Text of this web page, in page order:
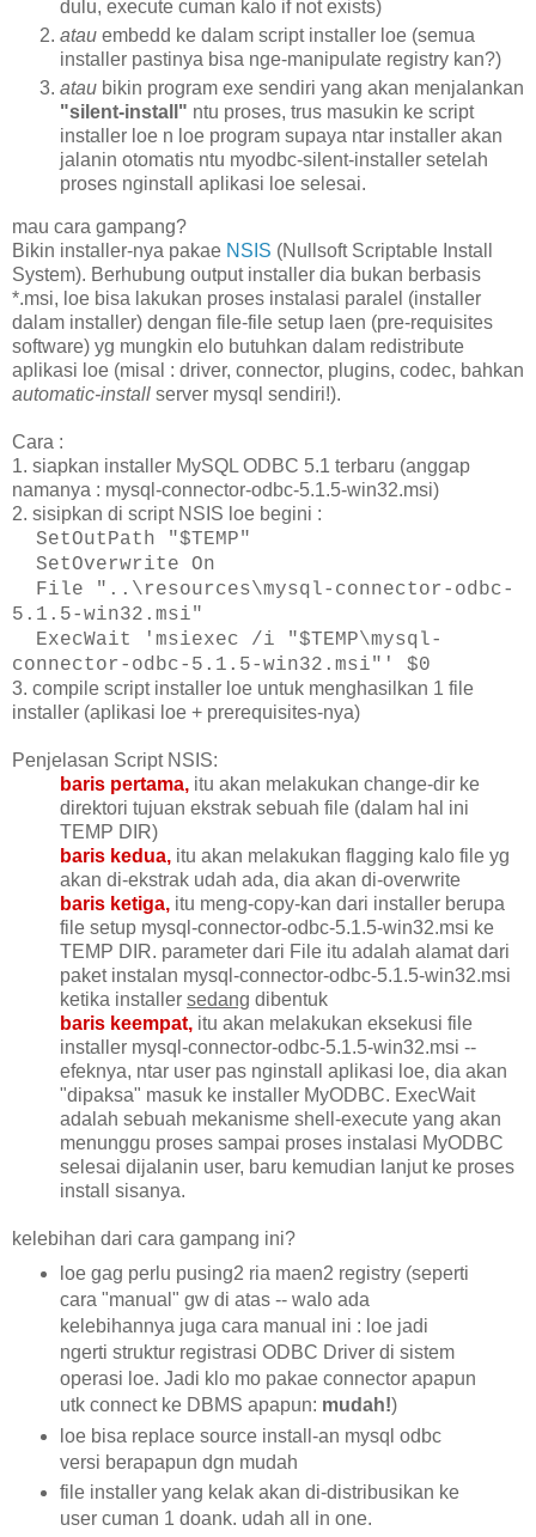
dulu, execute cuman kalo if not exists)
atau embedd ke dalam script installer loe (semua
installer pastinya bisa nge-manipulate registry kan?)
atau bikin program exe sendiri yang akan menjalankan
"silent-install" ntu proses, trus masukin ke script
installer loe n loe program supaya ntar installer akan
jalanin otomatis ntu myodbc-silent-installer setelah
proses nginstall aplikasi loe selesai.
mau cara gampang?
Bikin installer-nya pakae NSIS (Nullsoft Scriptable Install
System). Berhubung output installer dia bukan berbasis
*.msi, loe bisa lakukan proses instalasi paralel (installer
dalam installer) dengan file-file setup laen (pre-requisites
software) yg mungkin elo butuhkan dalam redistribute
aplikasi loe (misal : driver, connector, plugins, codec, bahkan
automatic-install server mysql sendiri!).
Cara :
1. siapkan installer MySQL ODBC 5.1 terbaru (anggap
namanya : mysql-connector-odbc-5.1.5-win32.msi)
2. sisipkan di script NSIS loe begini :
SetOutPath "$TEMP"
SetOverwrite On
File "..\resources\mysql-connector- odbc-
5.1.5-win32.msi"
ExecWait 'msiexec /i "$TEMP\mysql-
connector-odbc-5. 1.5-win32.msi"' $0
3. compile script installer loe untuk menghasilkan 1 file
installer (aplikasi loe + prerequisites-nya)
Penjelasan Script NSIS:
baris pertama, itu akan melakukan change-dir ke
direktori tujuan ekstrak sebuah file (dalam hal ini
TEMP DIR)
baris kedua, itu akan melakukan flagging kalo file yg
akan di-ekstrak udah ada, dia akan di-overwrite
baris ketiga, itu meng-copy-kan dari installer berupa
file setup mysql-connector-odbc-5.1.5-win32.msi ke
TEMP DIR. parameter dari File itu adalah alamat dari
paket instalan mysql-connector-odbc-5.1.5-win32.msi
ketika installer sedang dibentuk
baris keempat, itu akan melakukan eksekusi file
installer mysql-connector-odbc-5.1.5-win32.msi --
efeknya, ntar user pas nginstall aplikasi loe, dia akan
"dipaksa" masuk ke installer MyODBC. ExecWait
adalah sebuah mekanisme shell-execute yang akan
menunggu proses sampai proses instalasi MyODBC
selesai dijalanin user, baru kemudian lanjut ke proses
install sisanya.
kelebihan dari cara gampang ini?
loe gag perlu pusing2 ria maen2 registry (seperti
cara "manual" gw di atas -- walo ada
kelebihannya juga cara manual ini : loe jadi
ngerti struktur registrasi ODBC Driver di sistem
operasi loe. Jadi klo mo pakae connector apapun
utk connect ke DBMS apapun: mudah!)
loe bisa replace source install-an mysql odbc
versi berapapun dgn mudah
file installer yang kelak akan di-distribusikan ke
user cuman 1 doank. udah all in one.